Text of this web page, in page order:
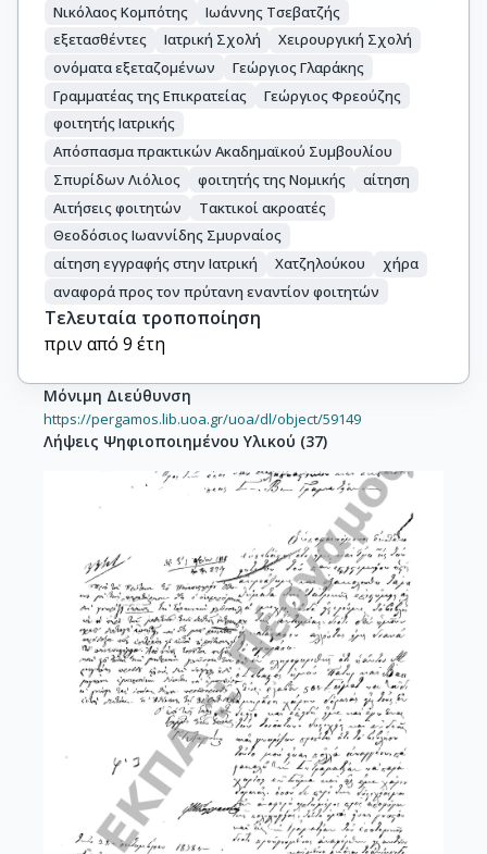
Νικόλαος Κομπότης
Ιωάννης Τσεβατζής
εξετασθέντες
Ιατρική Σχολή
Χειρουργική Σχολή
ονόματα εξεταζομένων
Γεώργιος Γλαράκης
Γραμματέας της Επικρατείας
Γεώργιος Φρεούζης
φοιτητής Ιατρικής
Απόσπασμα πρακτικών Ακαδημαϊκού Συμβουλίου
Σπυρίδων Λιόλιος
φοιτητής της Νομικής
αίτηση
Αιτήσεις φοιτητών
Τακτικοί ακροατές
Θεοδόσιος Ιωαννίδης Σμυρναίος
αίτηση εγγραφής στην Ιατρική
Χατζηλούκου
χήρα
αναφορά προς τον πρύτανη εναντίον φοιτητών
Τελευταία τροποποίηση
πριν από 9 έτη
Μόνιμη Διεύθυνση
https://pergamos.lib.uoa.gr/uoa/dl/object/59149
Λήψεις Ψηφιοποιημένου Υλικού (37)